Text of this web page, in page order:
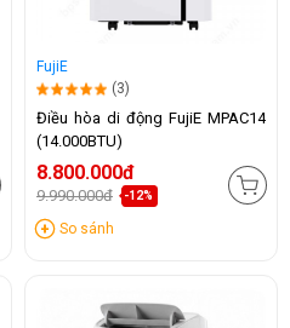
FujiE
(3)
Điều hòa di động FujiE MPAC14
(14.000BTU)
8.800.000đ
9.990.000đ -12%
So sánh